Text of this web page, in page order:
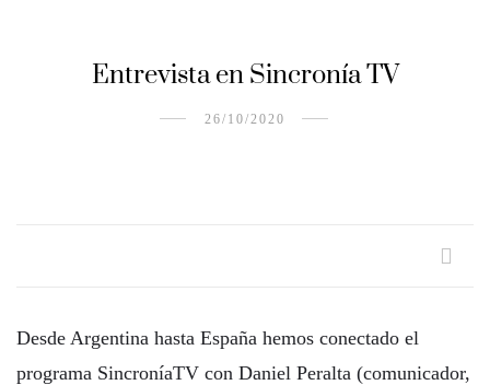
Entrevista en Sincronía TV
26/10/2020
Desde Argentina hasta España hemos conectado el
programa SincroníaTV con Daniel Peralta (comunicador,